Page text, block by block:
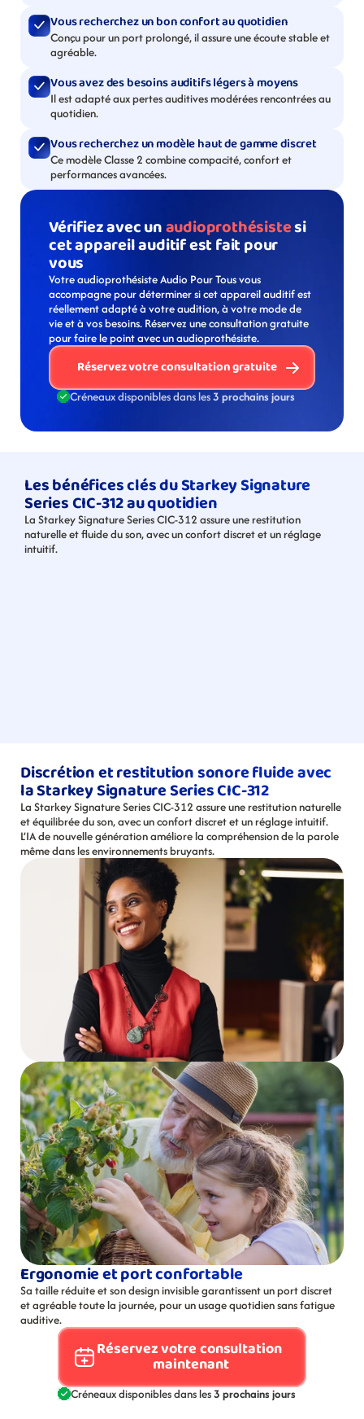
Vous recherchez un bon confort au quotidien
Conçu pour un port prolongé, il assure une écoute stable et
agréable.
Vous avez des besoins auditifs légers à moyens
Il est adapté aux pertes auditives modérées rencontrées au
quotidien.
Vous recherchez un modèle haut de gamme discret
Ce modèle Classe 2 combine compacité, confort et
performances avancées.
Vérifiez avec un audioprothésiste si
cet appareil auditif est fait pour
vous
Votre audioprothésiste Audio Pour Tous vous
accompagne pour déterminer si cet appareil auditif est
réellement adapté à votre audition, à votre mode de
vie et à vos besoins. Réservez une consultation gratuite
pour faire le point avec un audioprothésiste.
Réservez votre consultation gratuite
Créneaux disponibles dans les 3 prochains jours
Les bénéfices clés du Starkey Signature
Series CIC-312 au quotidien
La Starkey Signature Series CIC-312 assure une restitution
naturelle et fluide du son, avec un confort discret et un réglage
intuitif.
Discrétion et restitution sonore fluide avec
la Starkey Signature Series CIC-312
La Starkey Signature Series CIC-312 assure une restitution naturelle
et équilibrée du son, avec un confort discret et un réglage intuitif.
L’IA de nouvelle génération améliore la compréhension de la parole
même dans les environnements bruyants.
Ergonomie et port confortable
Sa taille réduite et son design invisible garantissent un port discret
et agréable toute la journée, pour un usage quotidien sans fatigue
auditive.
Réservez votre consultation
maintenant
Créneaux disponibles dans les 3 prochains jours